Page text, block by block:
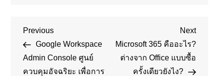
Post
navigation
Previous
Post
Previous
Google Workspace
Admin Console ศูนย์
ควบคุมอัจฉริยะ เพื่อการ
Next
Post
Next
Microsoft 365 คืออะไร?
ต่างจาก Office แบบซื้อ
ครั้งเดียวยังไง?